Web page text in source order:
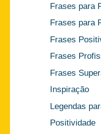
Frases para
Frases para
Frases
Frases
Frases
Inspiração
Legendas
Positividade